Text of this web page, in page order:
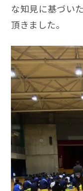
な知見に基づい
頂きました。